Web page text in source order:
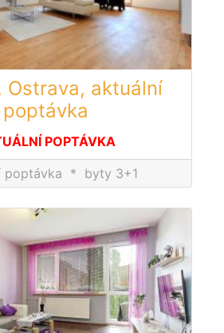
Ostrava, aktuální
poptávka
POPTÁVKA
poptávka * byty 3+1